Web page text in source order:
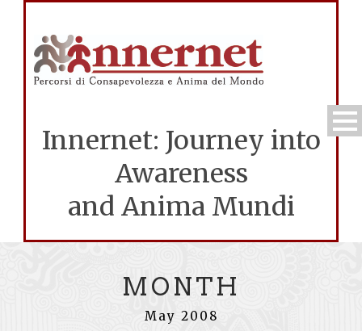
Innernet: Journey into
Awareness
and Anima Mundi
MONTH
May 2008